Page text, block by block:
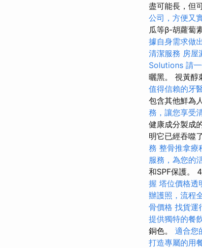
盡可能長，但
公司，方便又
瓜等β-胡蘿蔔
據自身需求做
清潔服務 房屋
Solutions 請
曬黑。 視黃醇
值得信賴的牙
包含其他鮮為
務，讓您享受
健康成分製成
明它已經吞噬
務 整骨推拿療
服務，為您的
和SPF保護。
握 塔位價格透
辦護照，流程
骨價格 找貨運
提供獨特的餐
銅色。 適合您
打造專屬的用